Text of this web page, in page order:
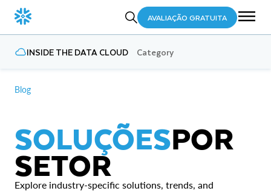
AVALIAÇÃO GRATUITA
INSIDE THE DATA CLOUD Category
Blog
SOLUÇÕESPOR
SETOR
Explore industry-specific solutions, trends, and